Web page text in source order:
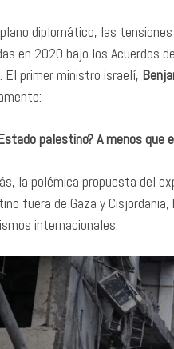
diplomático, las
en 2020 bajo los Acuerdos
. El primer ministro israelí,
palestino? A menos que
la polémica propuesta del
fuera de Gaza y Cisjordania,
internacionales.